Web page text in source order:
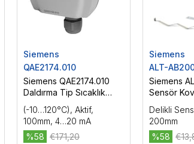
Siemens
QAE2174.010
Siemens QAE2174.010
Daldırma Tip Sıcaklık
Sensörü
(-10…120°C), Aktif,
100mm, 4…20 mA
%58 €171,20
Siemens
ALT-
Siemens
Sensör
Delikli
200mm
%58